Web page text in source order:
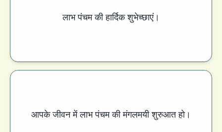
लाभ पंचम की हार्दिक शुभेच्छाएं।
आपके जीवन में लाभ पंचम की मंगलमयी शुरुआत हो।